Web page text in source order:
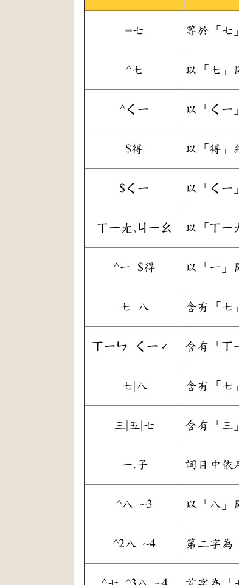
=七 等於「七
^七 以「七」
^ㄑㄧ 以「ㄑㄧ
$得 以「得」
$ㄑㄧ 以「ㄑㄧ
ㄒㄧㄤ,ㄐㄧㄠ 以「ㄒㄧ
^一 $得 以「一」
七 八 含有「七
ㄒㄧㄣ ㄑㄧˊ 含有「ㄒ
七|八 含有「七
三|五|七 含有「三
一.子 詞目中依
^八 ~3 以「八」
^2八 ~4 第二字為